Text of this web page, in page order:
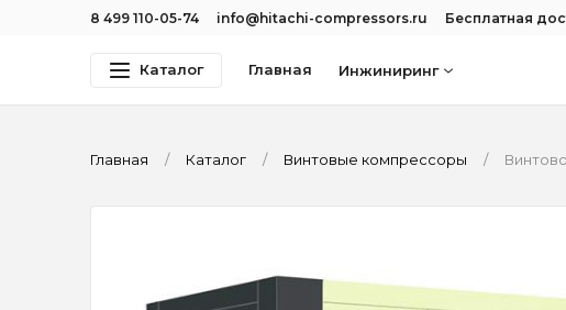
8 499 110-05-74 info@hitachi-compressors.ru Бесплатная
Каталог Главная Инжиниринг
Главная Каталог Винтовые компрессоры